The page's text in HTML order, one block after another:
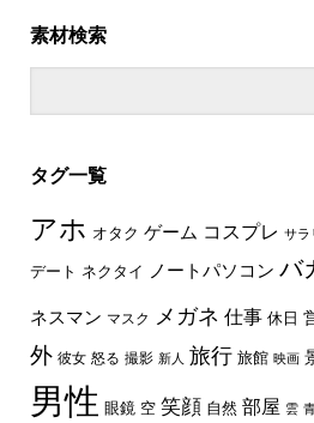
素材検索
タグ一覧
アホ オタク ゲーム コスプレ サラ
デート ネクタイ ノートパソコン バ
ネスマン マスク メガネ 仕事 休日
外 彼女 怒る 撮影 新人 旅行 旅館 映画
男性 眼鏡 空 笑顔 自然 部屋 雲